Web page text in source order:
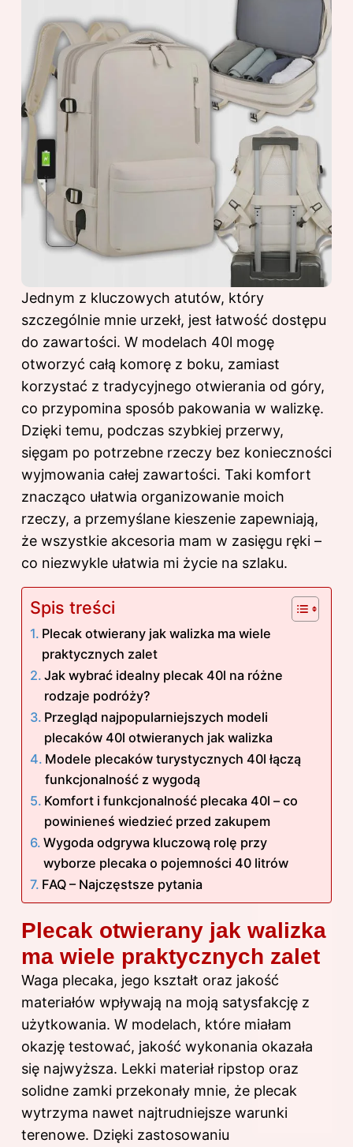
Jednym z kluczowych atutów, który
szczególnie mnie urzekł, jest łatwość dostępu
do zawartości. W modelach 40l mogę
otworzyć całą komorę z boku, zamiast
korzystać z tradycyjnego otwierania od góry,
co przypomina sposób pakowania w walizkę.
Dzięki temu, podczas szybkiej przerwy,
sięgam po potrzebne rzeczy bez konieczności
wyjmowania całej zawartości. Taki komfort
znacząco ułatwia organizowanie moich
rzeczy, a przemyślane kieszenie zapewniają,
że wszystkie akcesoria mam w zasięgu ręki –
co niezwykle ułatwia mi życie na szlaku.
Spis treści
Plecak otwierany jak walizka ma wiele
praktycznych zalet
Jak wybrać idealny plecak 40l na różne
rodzaje podróży?
Przegląd najpopularniejszych modeli
plecaków 40l otwieranych jak walizka
Modele plecaków turystycznych 40l łączą
funkcjonalność z wygodą
Komfort i funkcjonalność plecaka 40l – co
powinieneś wiedzieć przed zakupem
Wygoda odgrywa kluczową rolę przy
wyborze plecaka o pojemności 40 litrów
FAQ – Najczęstsze pytania
Plecak otwierany jak walizka
ma wiele praktycznych zalet
Waga plecaka, jego kształt oraz jakość
materiałów wpływają na moją satysfakcję z
użytkowania. W modelach, które miałam
okazję testować, jakość wykonania okazała
się najwyższa. Lekki materiał ripstop oraz
solidne zamki przekonały mnie, że plecak
wytrzyma nawet najtrudniejsze warunki
terenowe. Dzięki zastosowaniu